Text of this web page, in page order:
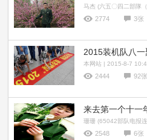
马杰 (六五〇四二部隊
2774 3张
2015装机队八一
本网站 | 2015-8-7
2444 92张
来去第一个十一
珊珊 (65042部队电报
2548 6张